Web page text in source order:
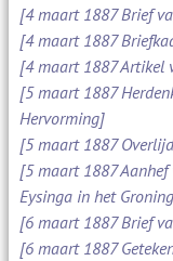
[4 maart 1887 Brief
[4 maart 1887
[4 maart 1887 Artikel
[5 maart 1887
Hervorming]
[5 maart 1887
[5 maart 1887 Aanhef
Eysinga in het
[6 maart 1887 Brief
[6 maart 1887